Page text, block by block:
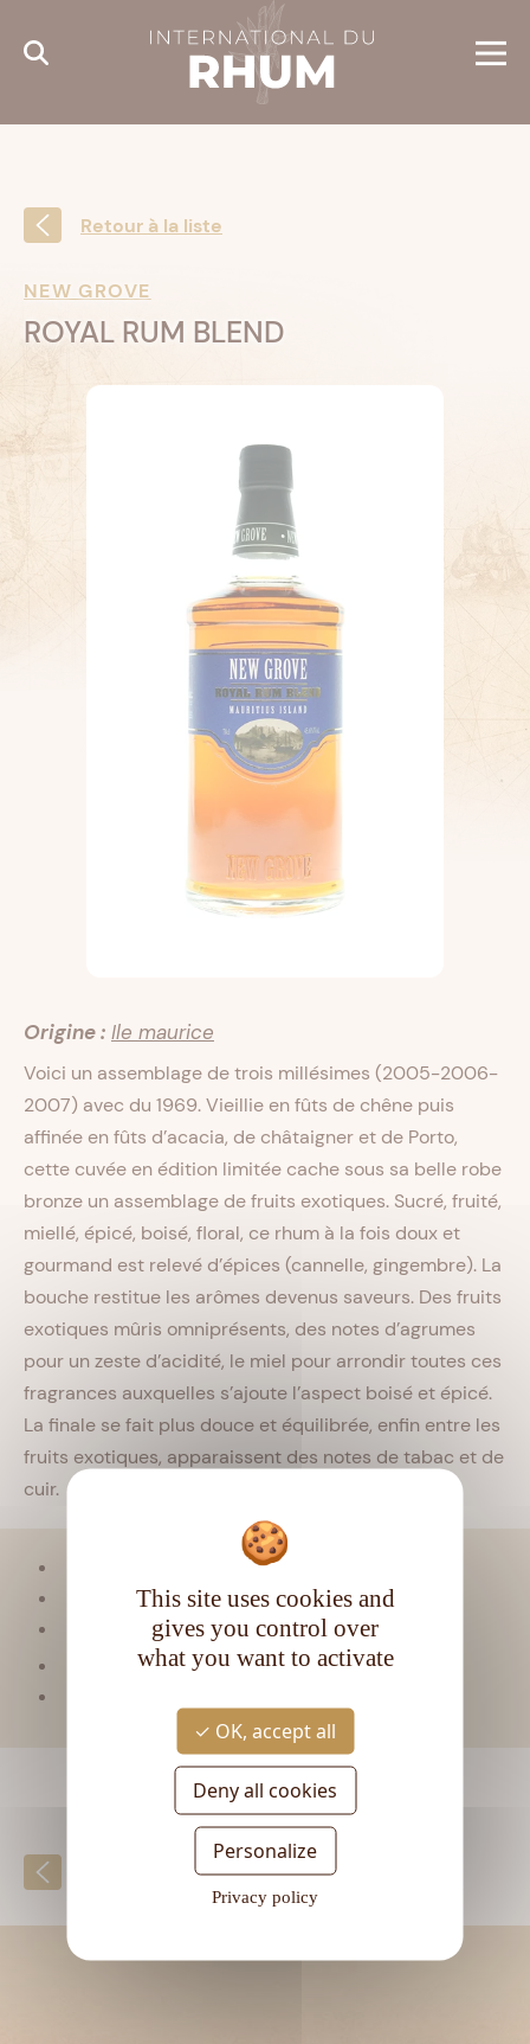
Retour à la liste
NEW GROVE
ROYAL RUM BLEND
Origine : Ile maurice
Voici un assemblage de trois millésimes (2005-2006-
2007) avec du 1969. Vieillie en fûts de chêne puis
affinée en fûts d’acacia, de châtaigner et de Porto,
cette cuvée en édition limitée cache sous sa belle robe
bronze un assemblage de fruits exotiques. Sucré, fruité,
miellé, épicé, boisé, floral, ce rhum à la fois doux et
gourmand est relevé d’épices (cannelle, gingembre). La
bouche restitue les arômes devenus saveurs. Des fruits
exotiques mûris omniprésents, des notes d’agrumes
pour un zeste d’acidité, le miel pour arrondir toutes ces
fragrances auxquelles s’ajoute l’aspect boisé et épicé.
La finale se fait plus douce et équilibrée, enfin entre les
fruits exotiques, apparaissent des notes de tabac et de
cuir.
Tropical
Matière première :Mélasse
Type de rhum :Vieux
Contenance :70CL
Retour à la liste
Cookies management panel
This site uses cookies and
gives you control over
what you want to activate
OK, accept all
Deny all cookies
Personalize
Privacy policy